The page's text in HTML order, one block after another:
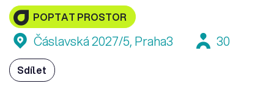
POPTAT PROSTOR
Čáslavská 2027/5, Praha3 30
Sdílet